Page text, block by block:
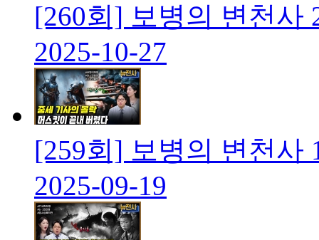
[260회] 보병의 변천사
2025-10-27
[259회] 보병의 변천사
2025-09-19